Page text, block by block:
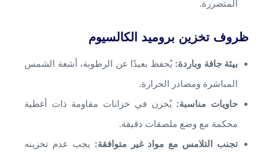
المتضررة.
ظروف تخزين بروميد الكالسيوم
بيئة جافة وباردة: يُحفظ بعيدًا عن الرطوبة، أشعة الشمس
المباشرة ومصادر الحرارة.
حاويات مناسبة: يُخزن في خزانات مقاومة ذات أغطية
محكمة مع وضع ملصقات دقيقة.
تجنب التلامس مع مواد غير متوافقة: يجب عدم تخزينه